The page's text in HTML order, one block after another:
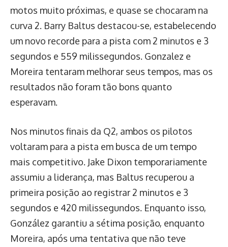
motos muito próximas, e quase se chocaram na
curva 2. Barry Baltus destacou-se, estabelecendo
um novo recorde para a pista com 2 minutos e 3
segundos e 559 milissegundos. Gonzalez e
Moreira tentaram melhorar seus tempos, mas os
resultados não foram tão bons quanto
esperavam.
Nos minutos finais da Q2, ambos os pilotos
voltaram para a pista em busca de um tempo
mais competitivo. Jake Dixon temporariamente
assumiu a liderança, mas Baltus recuperou a
primeira posição ao registrar 2 minutos e 3
segundos e 420 milissegundos. Enquanto isso,
González garantiu a sétima posição, enquanto
Moreira, após uma tentativa que não teve